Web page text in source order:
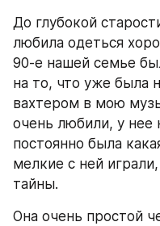
До глубокой
любила одеться
90-е нашей семье
на то, что уже была
вахтером в мою
очень любили, у нее
постоянно была
мелкие с ней
тайны.
Она очень простой